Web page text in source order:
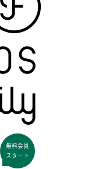
無料会員
スタート